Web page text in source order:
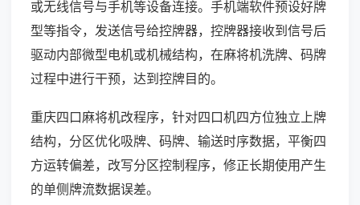
或无线信号与手机等设备连接。手机端软件预设好牌
型等指令，发送信号给控牌器，控牌器接收到信号后
驱动内部微型电机或机械结构，在麻将机洗牌、码牌
过程中进行干预，达到控牌目的。
重庆四口麻将机改程序，针对四口机四方位独立上牌
结构，分区优化吸牌、码牌、输送时序数据，平衡四
方运转偏差，改写分区控制程序，修正长期使用产生
的单侧牌流数据误差。